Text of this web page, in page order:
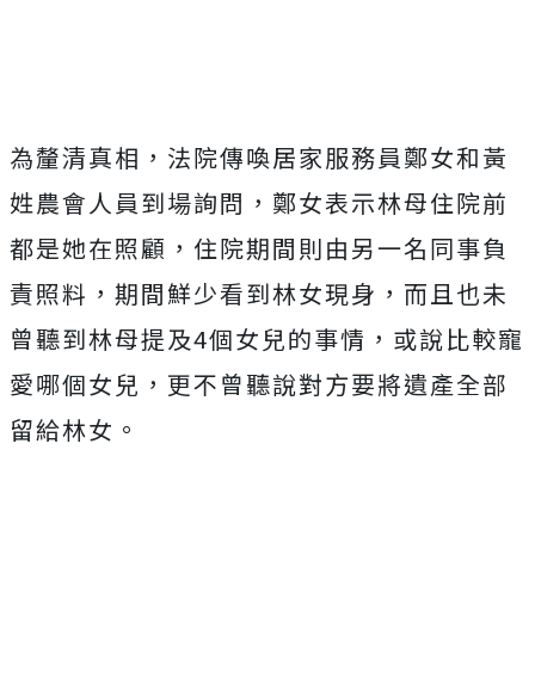
為釐清真相，法院傳喚居家服務員鄭女和黃
姓農會人員到場詢問，鄭女表示林母住院前
都是她在照顧，住院期間則由另一名同事負
責照料，期間鮮少看到林女現身，而且也未
曾聽到林母提及4個女兒的事情，或說比較寵
愛哪個女兒，更不曾聽說對方要將遺產全部
留給林女。